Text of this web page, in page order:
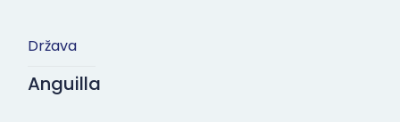
Država
Anguilla